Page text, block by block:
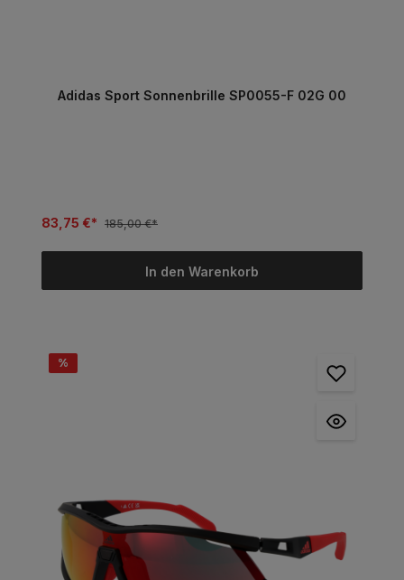
Adidas Sport Sonnenbrille SP0055-F 02G 00
83,75 €* 185,00 €*
In den Warenkorb
%